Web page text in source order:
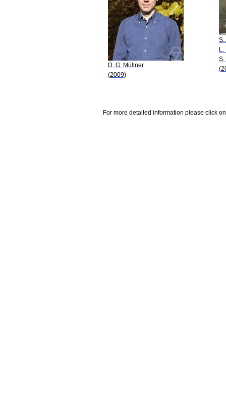
D. G. Müllner
(2009)
S.
L.
S.
For more detailed information please click